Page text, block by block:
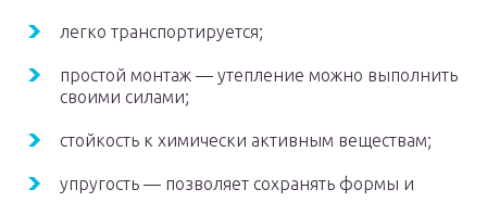
легко транспортируется;
простой монтаж — утепление можно выполнить
своими силами;
стойкость к химически активным веществам;
упругость — позволяет сохранять формы и